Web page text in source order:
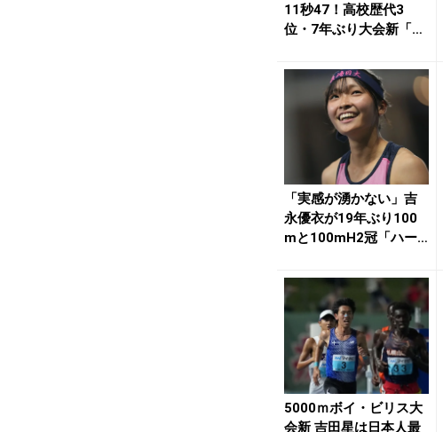
11秒47！高校歴代3
位・7年ぶり大会新「さ
「実感が湧かない」吉
永優衣が19年ぶり100
mと100mH2冠「ハー
5000ｍボイ・ビリス大
会新 吉田星は日本人最